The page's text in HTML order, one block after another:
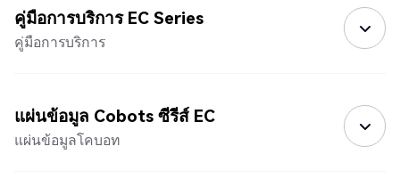
คู่มือการบริการ EC Series
คู่มือการบริการ
แผ่นข้อมูล Cobots ซีรีส์ EC
แผ่นข้อมูลโคบอท